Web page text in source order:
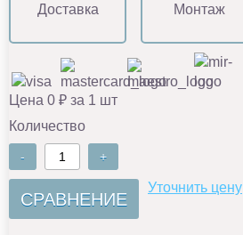
Доставка Монтаж
Цена 0 ₽ за 1 шт
Количество
- +
СРАВНЕНИЕ
Уточнить цену